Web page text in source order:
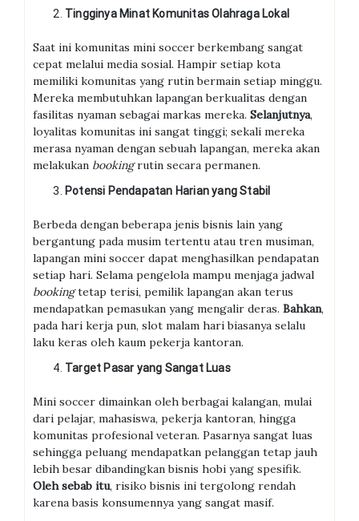
Tingginya Minat Komunitas Olahraga Lokal
Saat ini komunitas mini soccer berkembang sangat
cepat melalui media sosial. Hampir setiap kota
memiliki komunitas yang rutin bermain setiap minggu.
Mereka membutuhkan lapangan berkualitas dengan
fasilitas nyaman sebagai markas mereka. Selanjutnya,
loyalitas komunitas ini sangat tinggi; sekali mereka
merasa nyaman dengan sebuah lapangan, mereka akan
melakukan bookingrutin secara permanen.
Potensi Pendapatan Harian yang Stabil
Berbeda dengan beberapa jenis bisnis lain yang
bergantung pada musim tertentu atau tren musiman,
lapangan mini soccer dapat menghasilkan pendapatan
setiap hari. Selama pengelola mampu menjaga jadwal
bookingtetap terisi, pemilik lapangan akan terus
mendapatkan pemasukan yang mengalir deras. Bahkan,
pada hari kerja pun, slot malam hari biasanya selalu
laku keras oleh kaum pekerja kantoran.
Target Pasar yang Sangat Luas
Mini soccer dimainkan oleh berbagai kalangan, mulai
dari pelajar, mahasiswa, pekerja kantoran, hingga
komunitas profesional veteran. Pasarnya sangat luas
sehingga peluang mendapatkan pelanggan tetap jauh
lebih besar dibandingkan bisnis hobi yang spesifik.
Oleh sebab itu, risiko bisnis ini tergolong rendah
karena basis konsumennya yang sangat masif.